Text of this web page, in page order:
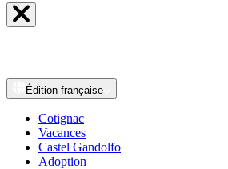
Édition française
Cotignac
Vacances
Castel Gandolfo
Adoption